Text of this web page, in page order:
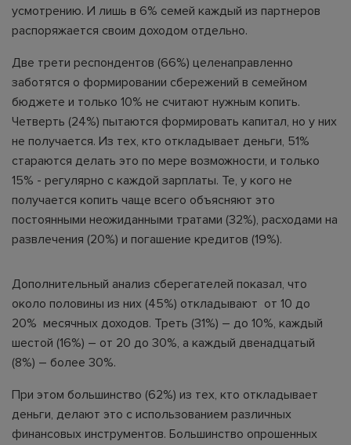
усмотрению. И лишь в 6% семей каждый из партнеров
распоряжается своим доходом отдельно.
Две трети респондентов (66%) целенаправленно
заботятся о формировании сбережений в семейном
бюджете и только 10% не считают нужным копить.
Четверть (24%) пытаются формировать капитал, но у них
не получается. Из тех, кто откладывает деньги, 51%
стараются делать это по мере возможности, и только
15% - регулярно с каждой зарплаты. Те, у кого не
получается копить чаще всего объясняют это
постоянными неожиданными тратами (32%), расходами на
развлечения (20%) и погашение кредитов (19%).
Дополнительный анализ сберегателей показал, что
около половины из них (45%) откладывают от 10 до
20% месячных доходов. Треть (31%) – до 10%, каждый
шестой (16%) – от 20 до 30%, а каждый двенадцатый
(8%) – более 30%.
При этом большинство (62%) из тех, кто откладывает
деньги, делают это с использованием различных
финансовых инструментов. Большинство опрошенных